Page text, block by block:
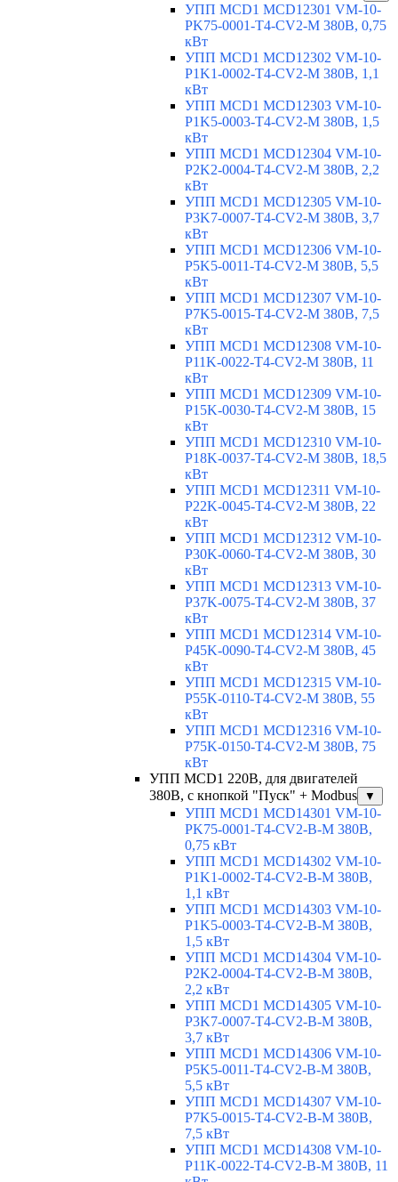
УПП MCD1 MCD12301 VM-10-
PK75-0001-T4-CV2-M 380В, 0,75
кВт
УПП MCD1 MCD12302 VM-10-
P1K1-0002-T4-CV2-M 380В, 1,1
кВт
УПП MCD1 MCD12303 VM-10-
P1K5-0003-T4-CV2-M 380В, 1,5
кВт
УПП MCD1 MCD12304 VM-10-
P2K2-0004-T4-CV2-M 380В, 2,2
кВт
УПП MCD1 MCD12305 VM-10-
P3K7-0007-T4-CV2-M 380В, 3,7
кВт
УПП MCD1 MCD12306 VM-10-
P5K5-0011-T4-CV2-M 380В, 5,5
кВт
УПП MCD1 MCD12307 VM-10-
P7K5-0015-T4-CV2-M 380В, 7,5
кВт
УПП MCD1 MCD12308 VM-10-
P11K-0022-T4-CV2-M 380В, 11
кВт
УПП MCD1 MCD12309 VM-10-
P15K-0030-T4-CV2-M 380В, 15
кВт
УПП MCD1 MCD12310 VM-10-
P18K-0037-T4-CV2-M 380В, 18,5
кВт
УПП MCD1 MCD12311 VM-10-
P22K-0045-T4-CV2-M 380В, 22
кВт
УПП MCD1 MCD12312 VM-10-
P30K-0060-T4-CV2-M 380В, 30
кВт
УПП MCD1 MCD12313 VM-10-
P37K-0075-T4-CV2-M 380В, 37
кВт
УПП MCD1 MCD12314 VM-10-
P45K-0090-T4-CV2-M 380В, 45
кВт
УПП MCD1 MCD12315 VM-10-
P55K-0110-T4-CV2-M 380В, 55
кВт
УПП MCD1 MCD12316 VM-10-
P75K-0150-T4-CV2-M 380В, 75
кВт
УПП MCD1 220В, для двигателей
380В, с кнопкой "Пуск" + Modbus
▼
УПП MCD1 MCD14301 VM-10-
PK75-0001-T4-CV2-B-M 380В,
0,75 кВт
УПП MCD1 MCD14302 VM-10-
P1K1-0002-T4-CV2-B-M 380В,
1,1 кВт
УПП MCD1 MCD14303 VM-10-
P1K5-0003-T4-CV2-B-M 380В,
1,5 кВт
УПП MCD1 MCD14304 VM-10-
P2K2-0004-T4-CV2-B-M 380В,
2,2 кВт
УПП MCD1 MCD14305 VM-10-
P3K7-0007-T4-CV2-B-M 380В,
3,7 кВт
УПП MCD1 MCD14306 VM-10-
P5K5-0011-T4-CV2-B-M 380В,
5,5 кВт
УПП MCD1 MCD14307 VM-10-
P7K5-0015-T4-CV2-B-M 380В,
7,5 кВт
УПП MCD1 MCD14308 VM-10-
P11K-0022-T4-CV2-B-M 380В, 11